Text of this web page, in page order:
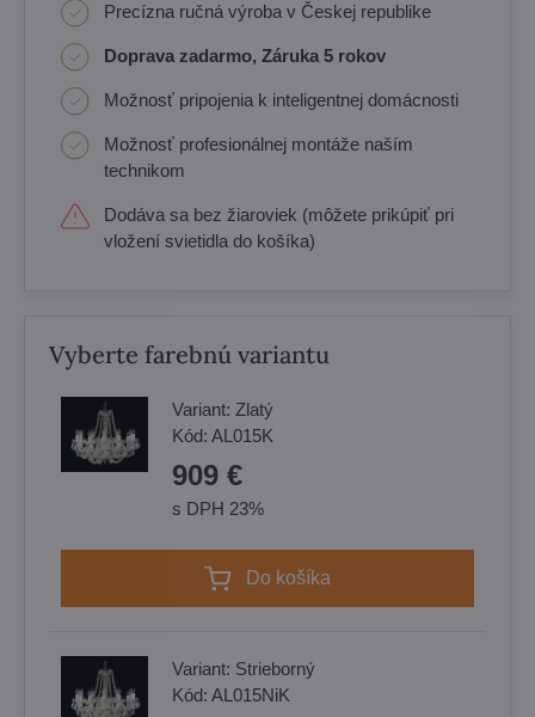
Precízna ručná výroba v Českej republike
Doprava zadarmo, Záruka 5 rokov
Možnosť pripojenia k inteligentnej domácnosti
Možnosť profesionálnej montáže naším
technikom
Dodáva sa bez žiaroviek (môžete prikúpiť pri
vložení svietidla do košíka)
Vyberte farebnú variantu
Variant: Zlatý
Kód: AL015K
909 €
s DPH 23%
Do košíka
Variant: Strieborný
Kód: AL015NiK